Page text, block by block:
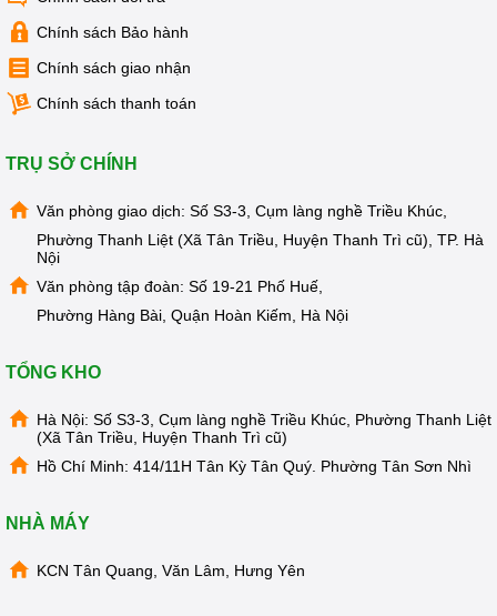
KIỆN
VẤN
HƯỚNG
DẪN
TRÌNH
KANGAROO
CHƯƠNG
TRÌNH
DỊCH
NGHIỆM
GIỚI
Chính sách Bảo hành
Chính sách giao nhận
Chính sách thanh toán
TRỤ SỞ CHÍNH
Văn phòng giao dịch: Số S3-3, Cụm làng nghề Triều Khúc,
Phường Thanh Liệt (Xã Tân Triều, Huyện Thanh Trì cũ), TP. Hà
Nội
Văn phòng tập đoàn: Số 19-21 Phố Huế,
Phường Hàng Bài, Quận Hoàn Kiếm, Hà Nội
TỔNG KHO
Hà Nội: Số S3-3, Cụm làng nghề Triều Khúc, Phường Thanh Liệt
(Xã Tân Triều, Huyện Thanh Trì cũ)
Hồ Chí Minh: 414/11H Tân Kỳ Tân Quý. Phường Tân Sơn Nhì
NHÀ MÁY
KCN Tân Quang, Văn Lâm, Hưng Yên